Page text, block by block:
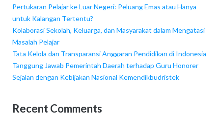
Pertukaran Pelajar ke Luar Negeri: Peluang Emas atau Hanya
untuk Kalangan Tertentu?
Kolaborasi Sekolah, Keluarga, dan Masyarakat dalam Mengatasi
Masalah Pelajar
Tata Kelola dan Transparansi Anggaran Pendidikan di Indonesia
Tanggung Jawab Pemerintah Daerah terhadap Guru Honorer
Sejalan dengan Kebijakan Nasional Kemendikbudristek
Recent Comments